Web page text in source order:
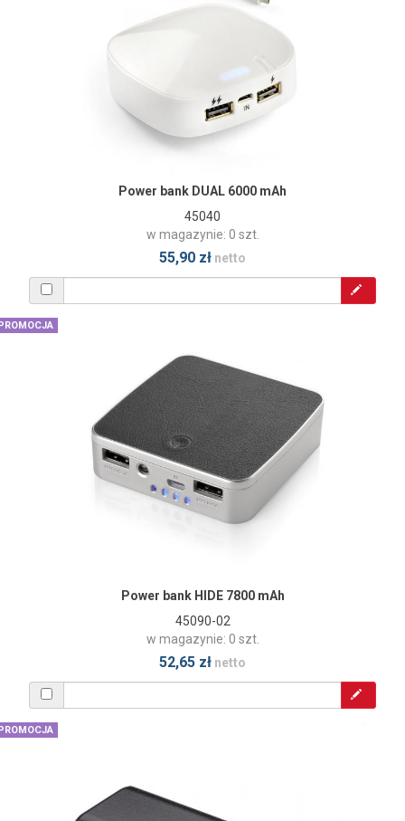
Power bank DUAL 6000 mAh
45040
w magazynie: 0 szt.
55,90 zł netto
Power bank HIDE 7800 mAh
45090-02
w magazynie: 0 szt.
52,65 zł netto